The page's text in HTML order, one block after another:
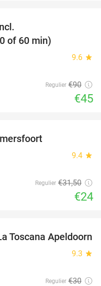
of 60 min)
9.6 star
Regulier €90
€45
9.4 star
Regulier €31,50
€24
40%
Toscana Apeldoorn
9.3 star
Regulier €30